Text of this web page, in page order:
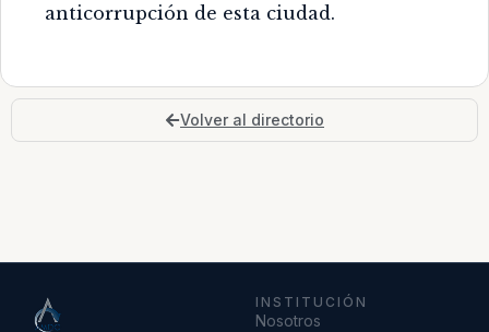
anticorrupción de esta ciudad.
Volver al directorio
INSTITUCIÓN
Nosotros